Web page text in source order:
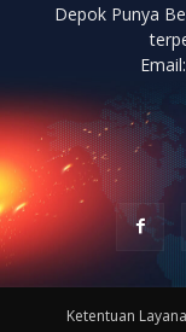
Depok Punya
Ketentuan